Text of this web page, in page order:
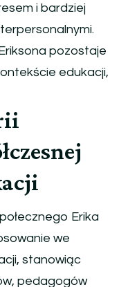
i bardziej
pozostaje
edukacji,
Erika
we
stanowiąc
pedagogów